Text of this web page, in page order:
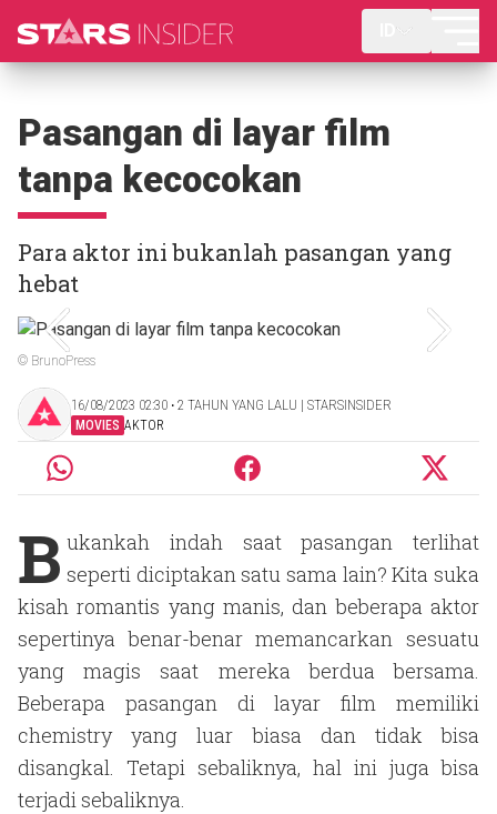
Pasangan di layar film
tanpa kecocokan
Para aktor ini bukanlah pasangan yang
hebat
© BrunoPress
16/08/2023 02:30 ‧ 2 TAHUN YANG LALU | STARSINSIDER
MOVIES AKTOR
B ukankah indah saat pasangan terlihat
seperti diciptakan satu sama lain? Kita suka
kisah romantis yang manis, dan beberapa aktor
sepertinya benar-benar memancarkan sesuatu
yang magis saat mereka berdua bersama.
Beberapa pasangan di layar film memiliki
chemistry yang luar biasa dan tidak bisa
disangkal. Tetapi sebaliknya, hal ini juga bisa
terjadi sebaliknya.